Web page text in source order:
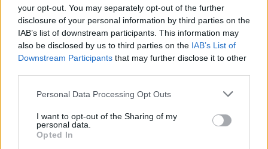
your opt-out. You may separately opt-out of the further
disclosure of your personal information by third parties on the
IAB’s list of downstream participants. This information may
also be disclosed by us to third parties on the IAB’s List of
Downstream Participants that may further disclose it to other
Personal Data Processing Opt Outs
I want to opt-out of the Sharing of my
personal data.
Opted In
ΣΤΗΝ ΙΔΙΑ ΚΑΤΗΓΟΡΙΑ